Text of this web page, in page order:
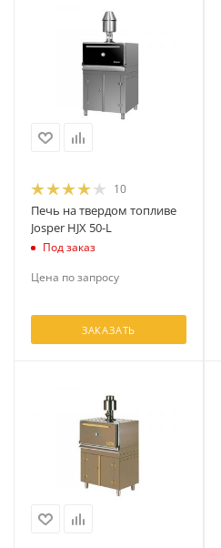
10
Печь на твердом топливе
Josper HJX 50-L
Под заказ
Цена по запросу
ЗАКАЗАТЬ